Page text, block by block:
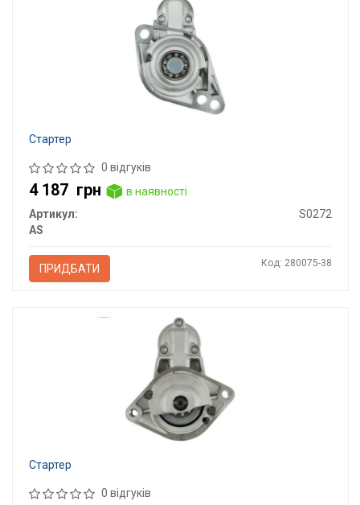
Стартер
0 відгуків
4 187 грн
в наявності
Артикул:
S0272
AS
ПРИДБАТИ Код: 280075-38
Стартер
0 відгуків